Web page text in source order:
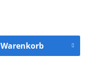
Warenkorb